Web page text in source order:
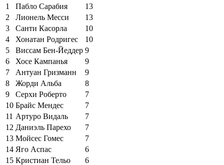
1
Пабло Сарабия
13
2
Лионель Месси
13
3
Санти Касорла
10
4
Хонатан Родригес
10
5
Виссам Бен-Йеддер 9
6
Хосе Кампанья
9
7
Антуан Гризманн
9
8
Жорди Альба
8
9
Серхи Роберто
7
10 Брайс Мендес
7
11 Артуро Видаль
7
12 Даниэль Парехо
7
13 Мойсес Гомес
7
14 Яго Аспас
6
15 Кристиан Тельо 6